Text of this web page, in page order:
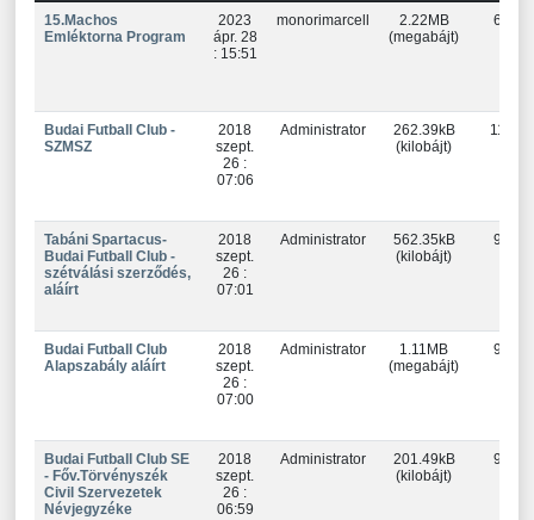
15.Machos
Emléktorna Program
2023
ápr. 28
: 15:51
monorimarcell
2.22MB
(megabájt)
658
Budai Futball Club -
SZMSZ
2018
szept.
26 :
07:06
Administrator
262.39kB
(kilobájt)
1110
Tabáni Spartacus-
Budai Futball Club -
szétválási szerződés,
aláírt
2018
szept.
26 :
07:01
Administrator
562.35kB
(kilobájt)
985
Budai Futball Club
Alapszabály aláírt
2018
szept.
26 :
07:00
Administrator
1.11MB
(megabájt)
910
Budai Futball Club SE
- Főv.Törvényszék
Civil Szervezetek
Névjegyzéke
2018
szept.
26 :
06:59
Administrator
201.49kB
(kilobájt)
927